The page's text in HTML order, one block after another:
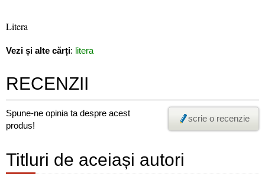
Litera
Vezi și alte cărți: litera
RECENZII
Spune-ne opinia ta despre acest
produs!
scrie o recenzie
Titluri de aceiași autori